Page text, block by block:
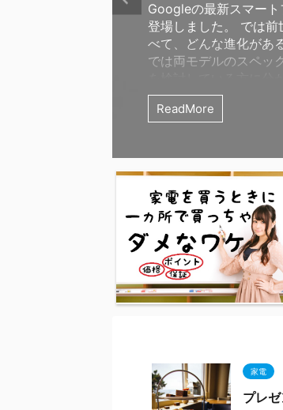
Googleの最新スマー
登場しました。 では
べて、どんな進化があ
では両モデルのスペッ
を検討している方に分
きます。 Pixel 9 と
表 項目 Pixel 9 Pixel
チ OLED（最大2000
Actua OLED（最大
ReadMore
の甘さ」 連日の猛暑か
那須ハイランドパーク
「高原だから多少は涼
いたのですが、那須の
地内では日陰の少ない
もあり、体感温度はそ
最高気温40度なんて日
たが、30度も冷静に考
です。 フカヒレ君30
持ち扇風機を ...
ReadMore
【比較レビュー】パナ
とNA-LX127DLの違い
アコースに注目！ パ
濯機の中でも特に人気
LX129DL」と「NA-
似たモデルですが、実
す。 この記事では、特
用した衛生ケアコース
両機種の違いをわかり
す。 ※この記事には広
があります。 ナノイー
独自の空気浄化技術で
ReadMore
【注意喚起】モバイル
が急増中！あなたの対
連日の猛暑の中で、ス
需品であるモバイルバ
故」が相次いでいます
には、東京・山手線の
然発火し、乗客5名が
発生しました。このモ
コール対象製品となっ
で回収、返金対応を行
Flat 10000mAh」のリ
ちら モバイルバッテリ
ReadMore
【防犯対策】窓用エア
すめ！補助鍵（補助ロ
商品 夏になると活躍
不要で便利な反面、「
固定する」ため、防犯
方も多いのではないで
設置後に不安になって
験があります。特に小
庭や1階にお住まいの
ルの防犯アイテムです
にはPRが含まれてい
エアコン設置時に使え
び方をご紹介します ...
ReadMore
【熱中症対策に革命】
で作ったアイスパック
勤、部活やアウトド
なった経験、ありませ
で有名な「ピーコック
た“持ち運べる氷嚢”こ
ズ」をご紹介します。
まれています。 ピー
は？ ピーコックのア
入れて持ち歩ける、保
です。魔法瓶技術を応
ーで、0℃前後の冷た
一般的な氷 ...
ReadMore
【ahamoユーザーさん
高いまま？「ahamo光
スマホはahamoでスッ
ト回線はそのまま…な
す。 もしあなたも「ネ
「通信遅いな〜」って
直しのチャンス！ 今回
チリの光回線「ahamo
も、特典がめちゃくち
の記事にはPRが含まれ
「ahamo光」ってなに
「ahamoユーザー向け
ReadMore
【原因と対策】液晶テ
なぜ？明るさムラの正
隅が暗く見える…これ
たばかりの液晶テレビ
レビの画面を見ていて
い」と感じたことはあ
は多くの液晶テレビで
「輝度ムラ」と呼ばれ
も故障とは限りません
暗い主な原因5つ ① バ
度ムラ） 液晶テレビは
（LED）で画面全体を
「エッジ型LE ...
ReadMore
と表示されているのを
か？この表示には明確
購入判断にも関わって
PRが含まれています
は？ 「一時的に在庫
在その商品を倉庫に在
状態を示します。です
場合に使われることが
はありません。 よく
...
ReadMore
【初心者向け】Pixel
Wi-Fiモデルの違いをわ
Pixel Watch 2を購入し
「LTEモデルとWi-Fi
いいの？」 と迷って
は、スマートウォッチ
ように、それぞれのモ
丁寧に解説します。 こ
ています Pixel Watch
スマートウォッチ「
管理や通知機能はもち
ReadMore
家電
プレ